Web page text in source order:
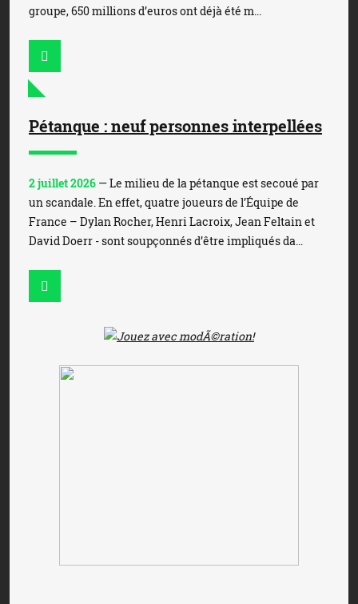
groupe, 650 millions d’euros ont déjà été m...
Pétanque : neuf personnes interpellées
2 juillet 2026 — Le milieu de la pétanque est secoué par
un scandale. En effet, quatre joueurs de l’Équipe de
France – Dylan Rocher, Henri Lacroix, Jean Feltain et
David Doerr - sont soupçonnés d’être impliqués da...